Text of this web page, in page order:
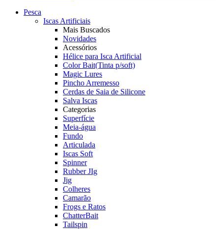
Pesca
Iscas Artificiais
Mais Buscados
Novidades
Acessórios
Hélice para Isca Artificial
Color Bait(Tinta p/soft)
Magic Lures
Pincho Arremesso
Cerdas de Saia de Silicone
Salva Iscas
Categorias
Superfície
Meia-água
Fundo
Articulada
Iscas Soft
Spinner
Rubber JIg
Jig
Colheres
Camarão
Frogs e Ratos
ChatterBait
Tailspin